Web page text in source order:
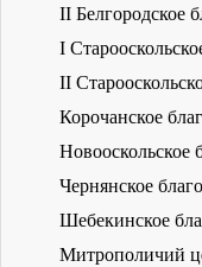
II Белгородское
I
II
Корочанское
Новооскольское
Чернянское
Шебекинское
Митрополичий